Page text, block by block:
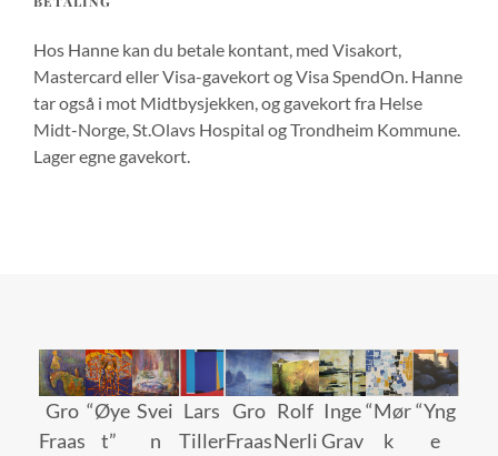
Hos Hanne kan du betale kontant, med Visakort,
Mastercard eller Visa-gavekort og Visa SpendOn. Hanne
tar også i mot Midtbysjekken, og gavekort fra Helse
Midt-Norge, St.Olavs Hospital og Trondheim Kommune.
Lager egne gavekort.
Gro
Fraas
“Øye
t”
Svei
n
Lars
Tiller
Gro
Fraas
Rolf
Nerli
Inge
Grav
“Mør
k
“Yng
e